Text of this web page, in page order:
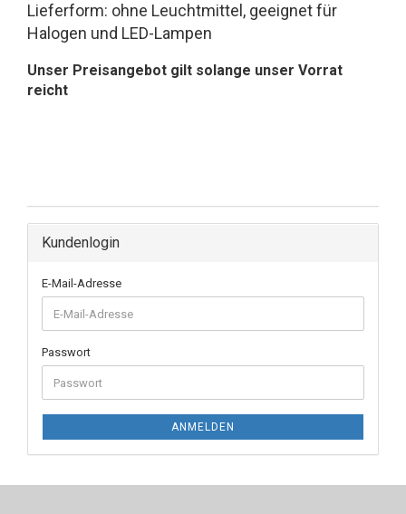
Lieferform: ohne Leuchtmittel, geeignet für
Halogen und LED-Lampen
Unser Preisangebot gilt solange unser Vorrat
reicht
Kundenlogin
E-Mail-Adresse
Passwort
ANMELDEN